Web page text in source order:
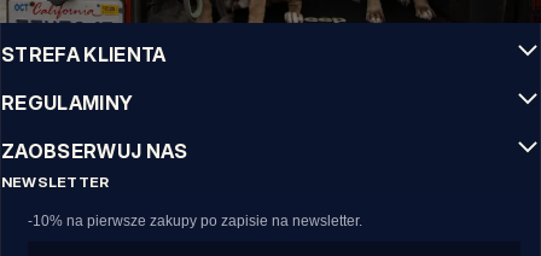
INFO
STREFA KLIENTA
REGULAMINY
ZAOBSERWUJ NAS
NEWSLETTER
-10% na pierwsze zakupy po zapisie na newsletter.